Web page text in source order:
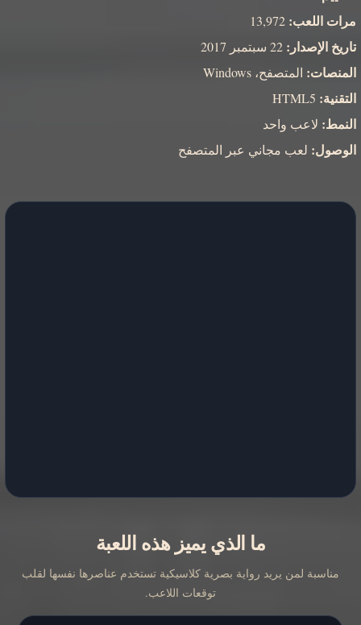
مرات اللعب:
تاريخ الإصدار:
المنصات: المتصفح، Windows
التقنية:
النمط: لاعب واحد
الوصول: لعب مجاني عبر المتصفح
ما الذي يميز هذه اللعبة
مناسبة لمن يريد رواية بصرية كلاسيكية تستخدم عناصرها نفسها لقلب
توقعات اللاعب.